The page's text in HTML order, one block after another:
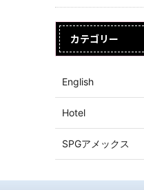
カテゴリー
English
Hotel
SPGアメックス